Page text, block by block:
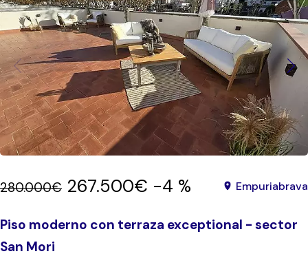
280.000€ 267.500€ -4 % Empuriabrava
Piso moderno con terraza exceptional - sector
San Mori